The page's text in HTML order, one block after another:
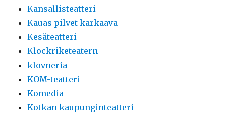
Kansallisteatteri
Kauas pilvet karkaava
Kesäteatteri
Klockriketeatern
klovneria
KOM-teatteri
Komedia
Kotkan kaupunginteatteri